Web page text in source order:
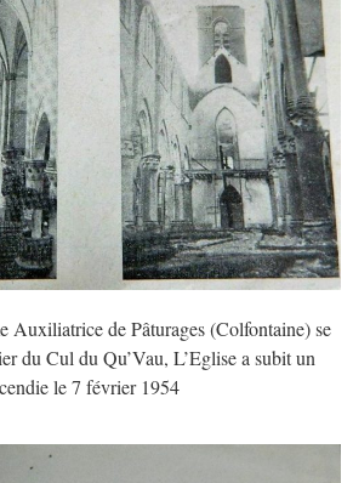
Auxiliatrice de Pâturages (Colfontaine) se
du Cul du Qu’Vau, L’Eglise a subit un
le 7 février 1954